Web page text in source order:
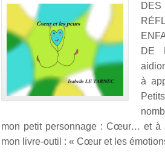
DE
à
mon petit personnage : Cœur… et à
mon livre-outil : « Cœur et les